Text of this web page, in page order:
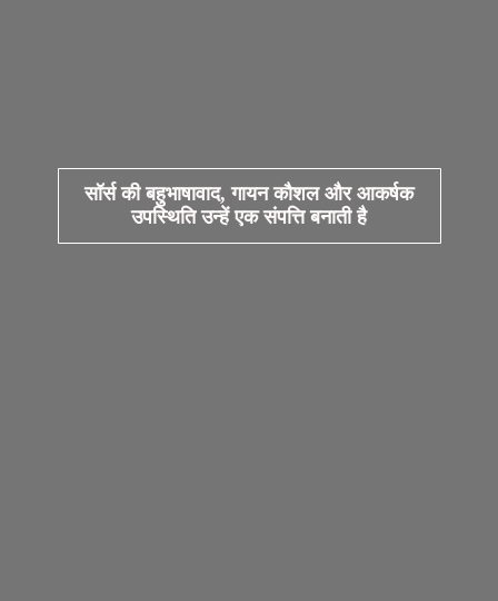
सॉर्स की बहुभाषावाद, गायन कौशल और आकर्षक
उपस्थिति उन्हें एक संपत्ति बनाती है